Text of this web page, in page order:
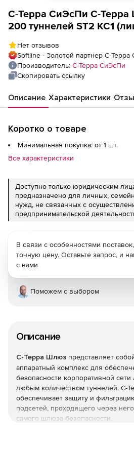
С-Терра СиЭсПи С-Терра
200 туннелей ST2 КС1
использования
комплекса С-Терра VPN
исполнение 3-1- С-Терра
Нет отзывов
Softline - Золотой партнер С-Терра
Производитель: С-Терра СиЭсПи
Скопировать ссылку
Описание Характеристики
Коротко о товаре
Минимальная покупка: от 1 шт.
Все характеристики
Доступно только юридическим
предназначено для личных,
нужд, не связанных с
предпринимательской
Описание
С-Терра Шлюз представляет
аппаратный комплекс для
безопасности корпоративной
любым количеством туннелей. С-
обеспечивает защиту и
подсетей, проходящего через
самого шлюза безопасности.
В связи с особенностями
точную цену. Оставьте запрос, и
с вами
Поможем с выбором